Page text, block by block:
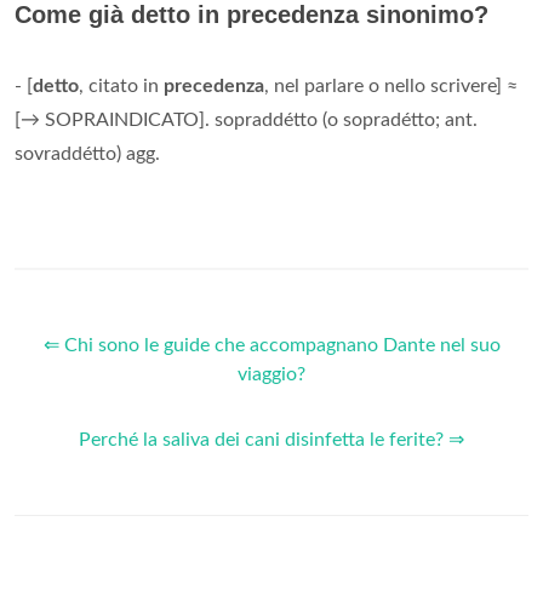
Come già detto in precedenza sinonimo?
- [ detto, citato in precedenza, nel parlare o nello scrivere] ≈
[→ SOPRAINDICATO]. sopraddétto (o sopradétto; ant.
sovraddétto) agg.
⇐ Chi sono le guide che accompagnano Dante nel suo
viaggio?
Perché la saliva dei cani disinfetta le ferite? ⇒